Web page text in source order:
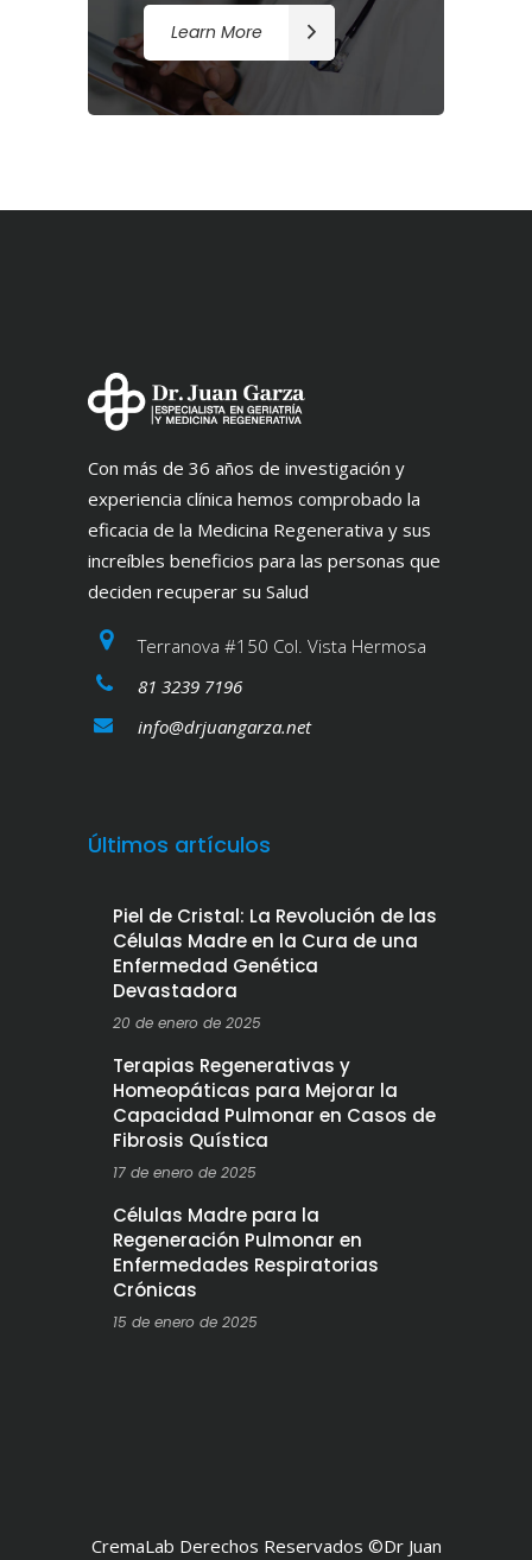
Learn More
Con más de 36 años de investigación y
experiencia clínica hemos comprobado la
eficacia de la Medicina Regenerativa y sus
increíbles beneficios para las personas que
deciden recuperar su Salud
Terranova #150 Col. Vista Hermosa
81 3239 7196
info@drjuangarza.net
Últimos artículos
Piel de Cristal: La Revolución de las
Células Madre en la Cura de una
Enfermedad Genética
Devastadora
20 de enero de 2025
Terapias Regenerativas y
Homeopáticas para Mejorar la
Capacidad Pulmonar en Casos de
Fibrosis Quística
17 de enero de 2025
Células Madre para la
Regeneración Pulmonar en
Enfermedades Respiratorias
Crónicas
15 de enero de 2025
CremaLab Derechos Reservados ©Dr Juan